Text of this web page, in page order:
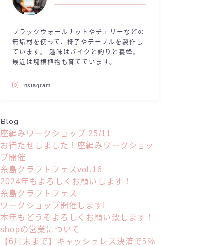
ブラックウォールナットやチェリーなどの
無垢材を使って、椅子やテーブルを製作し
ています。 趣味はバイクと釣りと養蜂。
最近は塊根植物も育てています。
Instagram
Blog
座編みワークショップ 25/11
お待たせしました！座編みワークショッ
プ開催
糸島クラフトフェスvol.16
2024年もよろしくお願いします！
糸島クラフトフェス
ワークショップ開催します!
本年もどうぞよろしくお願い致します！
shopの営業について
【6月末まで】キャッシュレス決済で5％